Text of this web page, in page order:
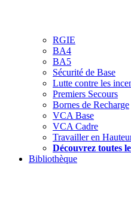
RGIE
BA4
BA5
Sécurité de Base
Lutte contre les
Premiers Secours
Bornes de Recharge
VCA Base
VCA Cadre
Travailler en
Découvrez toutes
Bibliothèque